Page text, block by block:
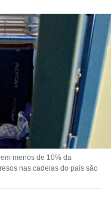
menos de 10% da
nas cadeias do país são